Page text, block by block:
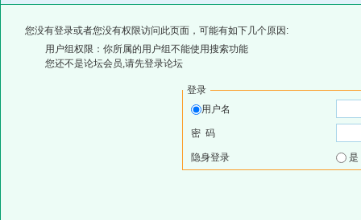
您没有登录或者您没有权限访问此页面，可能有如下几个原因:
用户组权限：你所属的用户组不能使用搜索功能
您还不是论坛会员,请先登录论坛
登录
用户名
密 码
隐身登录